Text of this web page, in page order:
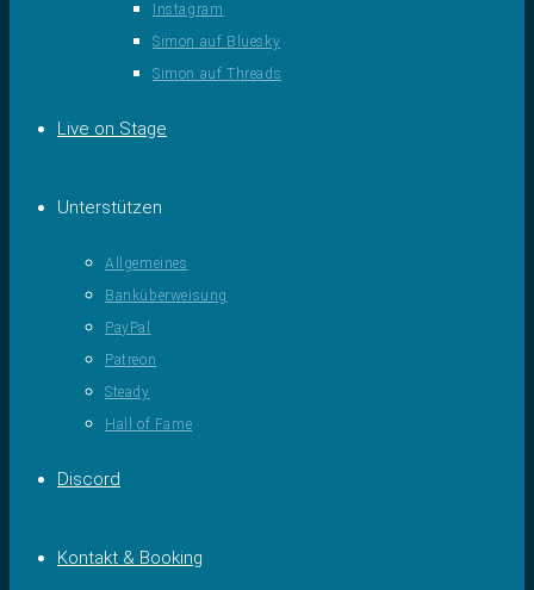
Instagram
Simon auf Bluesky
Simon auf Threads
Live on Stage
Unterstützen
Allgemeines
Banküberweisung
PayPal
Patreon
Steady
Hall of Fame
Discord
Kontakt & Booking